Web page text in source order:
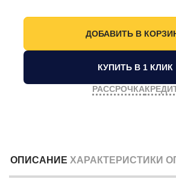
КУПИТЬ В 1 КЛИК
РАССРОЧКА
ОПИСАНИЕ ХАРАКТЕРИСТИКИ